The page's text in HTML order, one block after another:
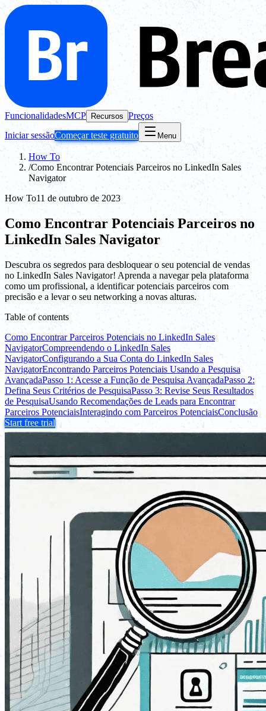
FuncionalidadesMCP Recursos Preços
Iniciar sessãoComeçar teste gratuito Menu
How To
/Como Encontrar Potenciais Parceiros no LinkedIn Sales
Navigator
How To11 de outubro de 2023
Como Encontrar Potenciais Parceiros no
LinkedIn Sales Navigator
Descubra os segredos para desbloquear o seu potencial de vendas
no LinkedIn Sales Navigator! Aprenda a navegar pela plataforma
como um profissional, a identificar potenciais parceiros com
precisão e a levar o seu networking a novas alturas.
Table of contents
Como Encontrar Parceiros Potenciais no LinkedIn Sales
NavigatorCompreendendo o LinkedIn Sales
NavigatorConfigurando a Sua Conta do LinkedIn Sales
NavigatorEncontrando Parceiros Potenciais Usando a Pesquisa
AvançadaPasso 1: Acesse a Função de Pesquisa AvançadaPasso 2:
Defina Seus Critérios de PesquisaPasso 3: Revise Seus Resultados
de PesquisaUsando Recomendações de Leads para Encontrar
Parceiros PotenciaisInteragindo com Parceiros PotenciaisConclusão
Start free trial